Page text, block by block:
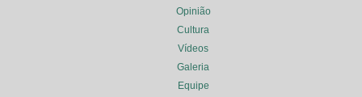
Opinião
Cultura
Vídeos
Galeria
Equipe